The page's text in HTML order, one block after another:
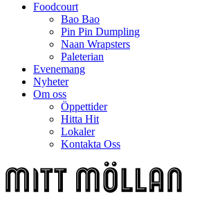
Foodcourt
Bao Bao
Pin Pin Dumpling
Naan Wrapsters
Paleterian
Evenemang
Nyheter
Om oss
Öppettider
Hitta Hit
Lokaler
Kontakta Oss